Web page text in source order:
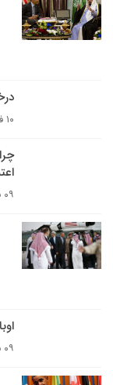
۱۰ فروردین ۱۳۹۳
۰۹ فروردین ۱۳۹۳
۰۹ فروردین ۱۳۹۳